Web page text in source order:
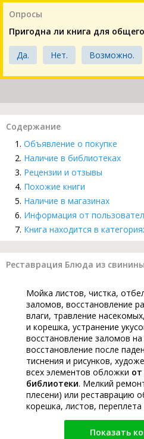
Опросы
Пригодна ли книга для
Да. Нет. Возможно.
Содержание
Объявление о покупке
Наличие в библиотеках
Рецензии и отзывы
Похожие книги
Наличие в магазинах
Информация от
Книга находится в
Реставрация Блюда из
Мойка листов, чистка,
заломов, восстановление
влаги, травление
и корешка, устранение
восстановление заломов на
восстановление после
тиснения и рисунков,
всех элементов обложки
библиотеки. Мелкий
плесени) или реставрацию
корешка, листов, переплета
Показать